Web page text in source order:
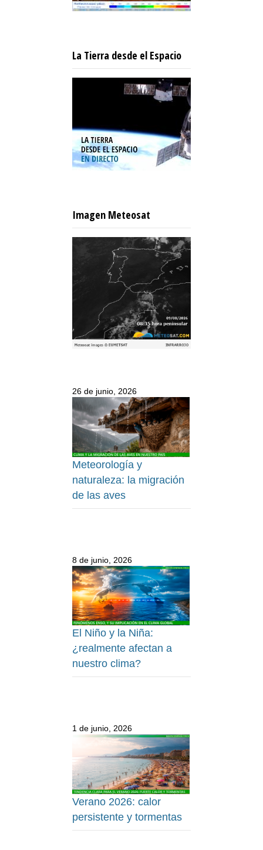
La Tierra desde el Espacio
Imagen Meteosat
26 de junio, 2026
Meteorología y
naturaleza: la migración
de las aves
8 de junio, 2026
El Niño y la Niña:
¿realmente afectan a
nuestro clima?
1 de junio, 2026
Verano 2026: calor
persistente y tormentas